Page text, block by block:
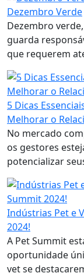
Dezembro Verde
Dezembro
guarda
que requerem
5 Dicas
Melhorar o
No mercado
os gestores
potencializar
Indústrias Pet e
2024!
A Pet Summit
oportunidade
vet se